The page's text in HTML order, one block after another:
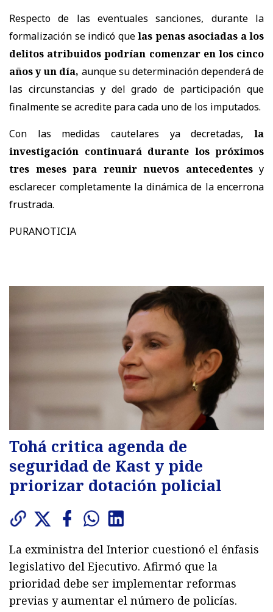
Respecto de las eventuales sanciones, durante la
formalización se indicó quelas penas asociadas a los
delitos atribuidos podrían comenzar en los cinco
años y un día, aunque su determinación dependerá de
las circunstancias y del grado de participación que
finalmente se acredite para cada uno de los imputados.
Con las medidas cautelares ya decretadas, la
investigación continuará durante los próximos
tres meses para reunir nuevos antecedentesy
esclarecer completamente la dinámica de la encerrona
frustrada.
PURANOTICIA
Tohá critica agenda de
seguridad de Kast y pide
priorizar dotación policial
La exministra del Interior cuestionó el énfasis
legislativo del Ejecutivo. Afirmó que la
prioridad debe ser implementar reformas
previas y aumentar el número de policías.